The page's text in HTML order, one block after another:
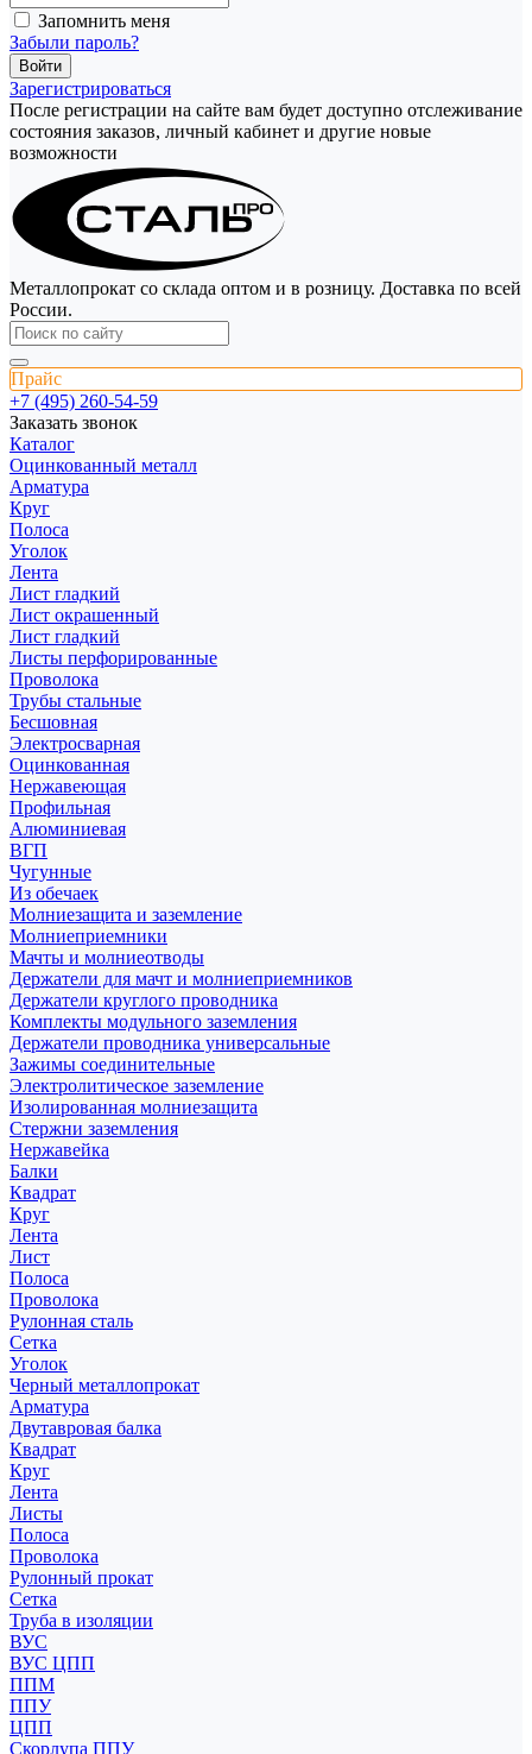
Запомнить меня
Забыли пароль?
Зарегистрироваться
После регистрации на сайте вам будет доступно отслеживание
состояния заказов, личный кабинет и другие новые
возможности
Металлопрокат со склада оптом и в розницу. Доставка по всей
России.
Прайс
+7 (495) 260-54-59
Заказать звонок
Каталог
Оцинкованный металл
Арматура
Круг
Полоса
Уголок
Лента
Лист гладкий
Лист окрашенный
Лист гладкий
Листы перфорированные
Проволока
Трубы стальные
Бесшовная
Электросварная
Оцинкованная
Нержавеющая
Профильная
Алюминиевая
ВГП
Чугунные
Из обечаек
Молниезащита и заземление
Молниеприемники
Мачты и молниеотводы
Держатели для мачт и молниеприемников
Держатели круглого проводника
Комплекты модульного заземления
Держатели проводника универсальные
Зажимы соединительные
Электролитическое заземление
Изолированная молниезащита
Стержни заземления
Нержавейка
Балки
Квадрат
Круг
Лента
Лист
Полоса
Проволока
Рулонная сталь
Сетка
Уголок
Черный металлопрокат
Арматура
Двутавровая балка
Квадрат
Круг
Лента
Листы
Полоса
Проволока
Рулонный прокат
Сетка
Труба в изоляции
ВУС
ВУС ЦПП
ППМ
ППУ
ЦПП
Скорлупа ППУ